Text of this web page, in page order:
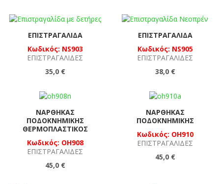
ΕΠΙΣΤΡΑΓΑΛΊΔΑ
Κωδικός: NS903
ΕΠΙΣΤΡΑΓΑΛΊΔΕΣ
35,0 €
ΕΠΙΣΤΡΑΓΑΛΊΔΑ
Κωδικός: NS905
ΕΠΙΣΤΡΑΓΑΛΊΔΕΣ
38,0 €
ΝΆΡΘΗΚΑΣ
ΠΟΔΟΚΝΗΜΙΚΉΣ
ΘΕΡΜΟΠΛΑΣΤΙΚΌΣ
Κωδικός: OH908
ΕΠΙΣΤΡΑΓΑΛΊΔΕΣ
45,0 €
ΝΆΡΘΗΚΑΣ
ΠΟΔΟΚΝΗΜΙΚΉΣ
Κωδικός: OH910
ΕΠΙΣΤΡΑΓΑΛΊΔΕΣ
45,0 €